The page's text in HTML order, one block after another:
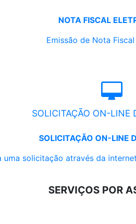
NOTA FISCAL
Emissão de Nota
SOLICITAÇÃO ON-LINE
SOLICITAÇÃO ON-LINE
uma solicitação através da
SERVIÇOS POR